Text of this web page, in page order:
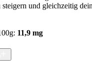
und gleichzeitig
11,9 mg